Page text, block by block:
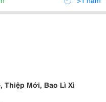
Thiệp Mới, Bao Lì Xì